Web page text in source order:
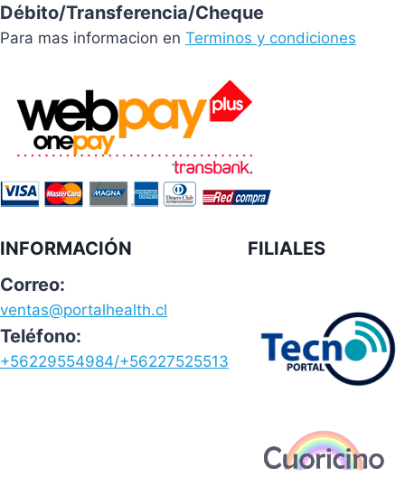
Débito/Transferencia/Cheque
Para mas informacion en Terminos y condiciones
INFORMACIÓN
Correo:
ventas@portalhealth.cl
Teléfono:
+56229554984/+56227525513
FILIALES